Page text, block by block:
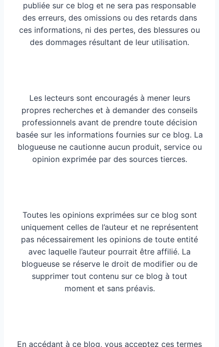
publiée sur ce blog et ne sera pas responsable
des erreurs, des omissions ou des retards dans
ces informations, ni des pertes, des blessures ou
des dommages résultant de leur utilisation.
Les lecteurs sont encouragés à mener leurs
propres recherches et à demander des conseils
professionnels avant de prendre toute décision
basée sur les informations fournies sur ce blog. La
blogueuse ne cautionne aucun produit, service ou
opinion exprimée par des sources tierces.
Toutes les opinions exprimées sur ce blog sont
uniquement celles de l’auteur et ne représentent
pas nécessairement les opinions de toute entité
avec laquelle l’auteur pourrait être affilié. La
blogueuse se réserve le droit de modifier ou de
supprimer tout contenu sur ce blog à tout
moment et sans préavis.
En accédant à ce blog, vous acceptez ces termes